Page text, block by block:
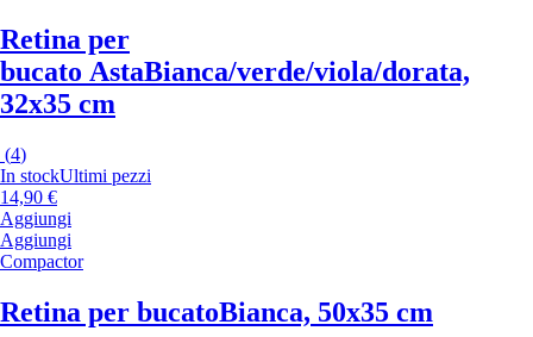
Retina per
bucato AstaBianca/verde/viola/dorata,
32x35 cm
(4)
In stockUltimi pezzi
14,90 €
Aggiungi
Aggiungi
Compactor
Retina per bucatoBianca, 50x35 cm